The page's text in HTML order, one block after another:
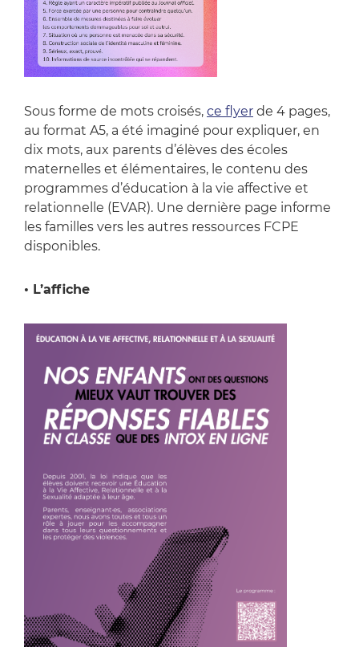
Sous forme de mots croisés, ce flyer de 4 pages,
au format A5, a été imaginé pour expliquer, en
dix mots, aux parents d’élèves des écoles
maternelles et élémentaires, le contenu des
programmes d’éducation à la vie affective et
relationnelle (EVAR). Une dernière page informe
les familles vers les autres ressources FCPE
disponibles.
• L’affiche